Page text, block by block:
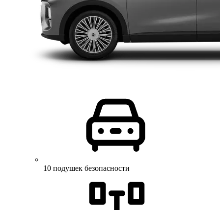
10 подушек безопасности